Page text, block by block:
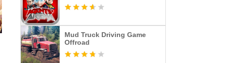
Mud Truck Driving Game
Offroad